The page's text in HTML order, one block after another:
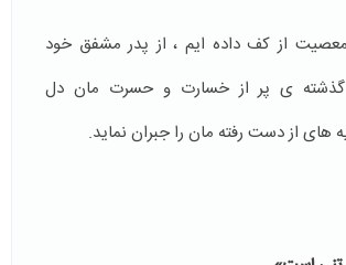
از كف داده ايم ، از پدر مشفق خود
گذشته ى پر از خسارت و حسرت مان دل
هاى از دست رفته مان را جبران نمايد.